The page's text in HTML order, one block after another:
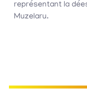
représentant la
Muzelaru.